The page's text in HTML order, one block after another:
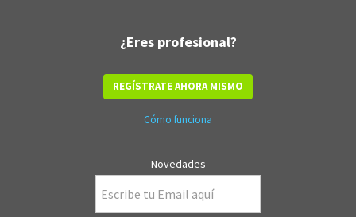
¿Eres profesional?
REGÍSTRATE AHORA MISMO
Cómo funciona
Novedades